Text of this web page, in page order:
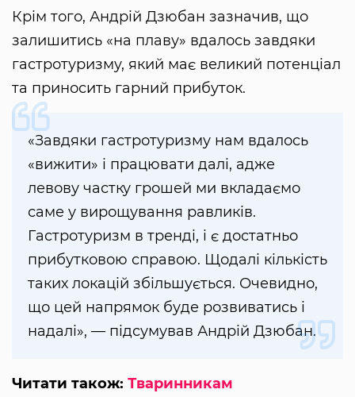
Крім того, Андрій Дзюбан зазначив, що
залишитись «на плаву» вдалось завдяки
гастротуризму, який має великий потенціал
та приносить гарний прибуток.
«Завдяки гастротуризму нам вдалось
«вижити» і працювати далі, адже
левову частку грошей ми вкладаємо
саме у вирощування равликів.
Гастротуризм в тренді, і є достатньо
прибутковою справою. Щодалі кількість
таких локацій збільшується. Очевидно,
що цей напрямок буде розвиватись і
надалі», — підсумував Андрій Дзюбан.
Читати також: Тваринникам